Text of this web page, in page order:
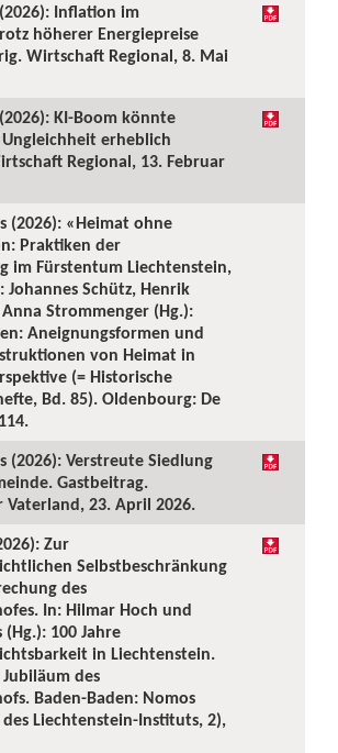
Inflation im
höherer Energiepreise
Wirtschaft Regional, 8. Mai
KI-Boom könnte
erheblich
Regional, 13. Februar
(2026): «Heimat ohne
Praktiken der
im Fürstentum Liechtenstein,
Johannes Schütz, Henrik
Strommenger (Hg.):
Aneignungsformen und
von Heimat in
(= Historische
Bd. 85). Oldenbourg: De
(2026): Verstreute Siedlung
Gastbeitrag.
Vaterland, 23. April 2026.
Zur
Selbstbeschränkung
des
In: Hilmar Hoch und
(Hg.): 100 Jahre
in Liechtenstein.
des
Baden-Baden: Nomos
Liechtenstein-Instituts, 2),